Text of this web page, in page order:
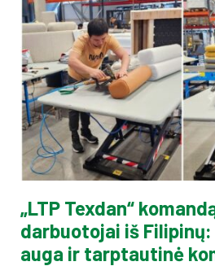
„LTP Texdan“
darbuotojai iš
auga ir tarptautinė